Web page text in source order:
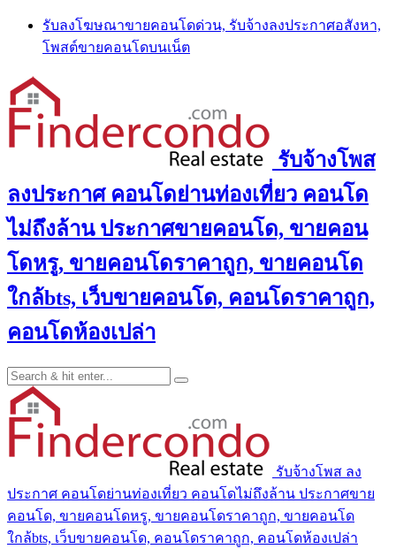
Skip
content
รับลงโฆษณาขายคอนโดด่วน, รับจ้างลงประกาศอสังหา,
โพสต์ขายคอนโดบนเน็ต
รับจ้างโพส
ลงประกาศ คอนโดย่านท่องเที่ยว คอนโด
ไม่ถึงล้าน ประกาศขายคอนโด, ขายคอน
โดหรู, ขายคอนโดราคาถูก, ขายคอนโด
ใกล้bts, เว็บขายคอนโด, คอนโดราคาถูก,
คอนโดห้องเปล่า
รับจ้างโพส ลง
ประกาศ คอนโดย่านท่องเที่ยว คอนโดไม่ถึงล้าน ประกาศขาย
คอนโด, ขายคอนโดหรู, ขายคอนโดราคาถูก, ขายคอนโด
ใกล้bts, เว็บขายคอนโด, คอนโดราคาถูก, คอนโดห้องเปล่า